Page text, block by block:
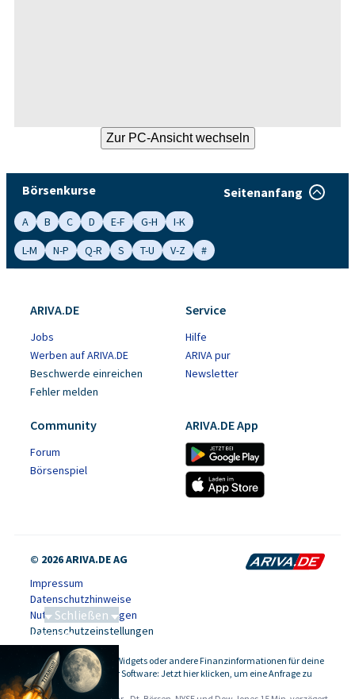
Börsenkurse Seitenanfang
A B C D E-F G-H
I-K
L-M
N-P Q-R S T-U V-Z #
ARIVA.DE
Jobs
Werben auf ARIVA.DE
Beschwerde einreichen
Fehler melden
Service
Hilfe
ARIVA pur
Newsletter
Community
Forum
Börsenspiel
ARIVA.DE App
© 2026 ARIVA.DE AG
Impressum
Datenschutzhinweise
Nutzungsbedingungen
Datenschutzeinstellungen
-
Kursdaten, Widgets oder andere Finanzinformationen für deine
Website oder Software: Jetzt hier klicken, um eine Anfrage zu
stellen.
Schließen
Saga bei 0,53 CAD